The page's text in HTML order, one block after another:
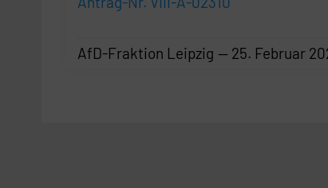
AfD-Fraktion Leipzig 25. Februar 2026
AfD-Fraktion Leipzig — 25. Februar